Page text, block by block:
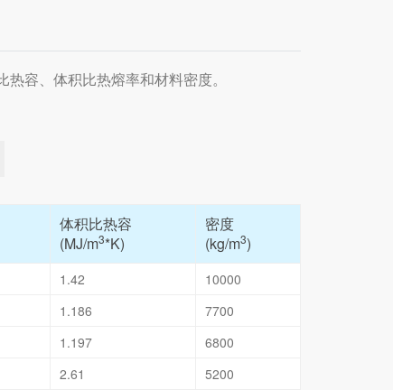
容、体积比热熔率和材料密度。
体积比热容
(MJ/m3*K)
密度
(kg/m3)
1.42
10000
1.186
7700
1.197
6800
2.61
5200